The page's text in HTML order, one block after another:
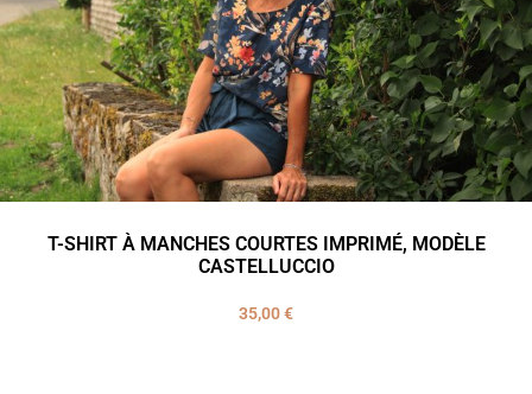
T-SHIRT À MANCHES COURTES IMPRIMÉ, MODÈLE
CASTELLUCCIO
35,00€